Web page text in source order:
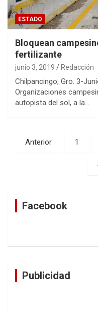
ESTADO
Bloquean
fertilizante
junio 3, 2019 Redacción
Chilpancingo, Gro. 3-
Organizaciones
autopista del sol, a la…
Navegación
de
Anterior 1
Facebook
Publicidad